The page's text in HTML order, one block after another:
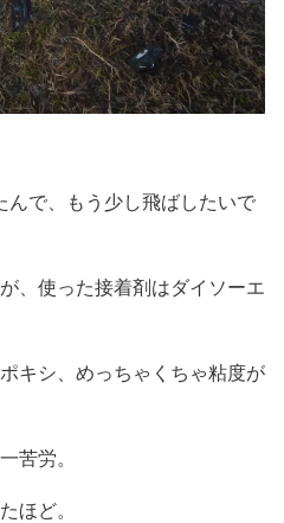
んで、もう少し飛ばしたいで
、使った接着剤はダイソーエ
キシ、めっちゃくちゃ粘度が
苦労。
ほど。